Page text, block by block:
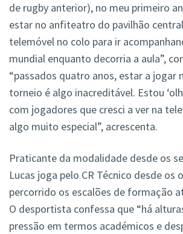
de rugby anterior), no meu primeiro
estar no anfiteatro do pavilhão
telemóvel no colo para ir
mundial enquanto decorria a aula”,
“passados quatro anos, estar a jogar
torneio é algo inacreditável. Estou
com jogadores que cresci a ver na
algo muito especial”, acrescenta.
Praticante da modalidade desde os
Lucas joga pelo CR Técnico desde os
percorrido os escalões de formação
O desportista confessa que “há
pressão em termos académicos e